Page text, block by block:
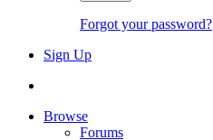
Forgot your password?
Sign Up
Browse
Forums